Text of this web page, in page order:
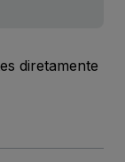
diretamente